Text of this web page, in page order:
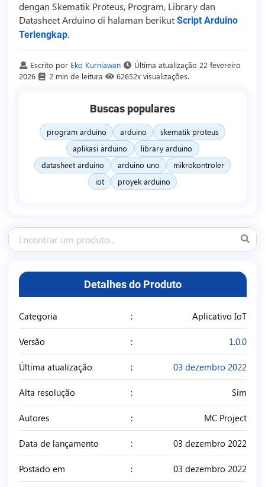
dengan Skematik Proteus, Program, Library dan
Datasheet Arduino di halaman berikut Script Arduino
Terlengkap.
Escrito por Eko Kurniawan Última atualização 22 fevereiro
2026
2 min de leitura 62652x visualizações.
Buscas populares
program arduino arduino
skematik proteus
aplikasi arduino
library arduino
datasheet arduino
arduino uno
mikrokontroler
iot
proyek arduino
Detalhes do Produto
Categoria Aplicativo IoT
Versão 1.0.0
Última atualização 03 dezembro 2022
Alta resolução Sim
Autores MC Project
Data de lançamento 03 dezembro 2022
Postado em 03 dezembro 2022